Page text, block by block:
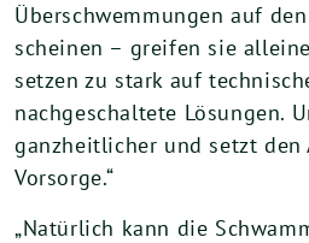
Überschwemmungen auf
scheinen – greifen sie
setzen zu stark auf
nachgeschaltete Lösungen.
ganzheitlicher und setzt den
Vorsorge.“
„Natürlich kann die